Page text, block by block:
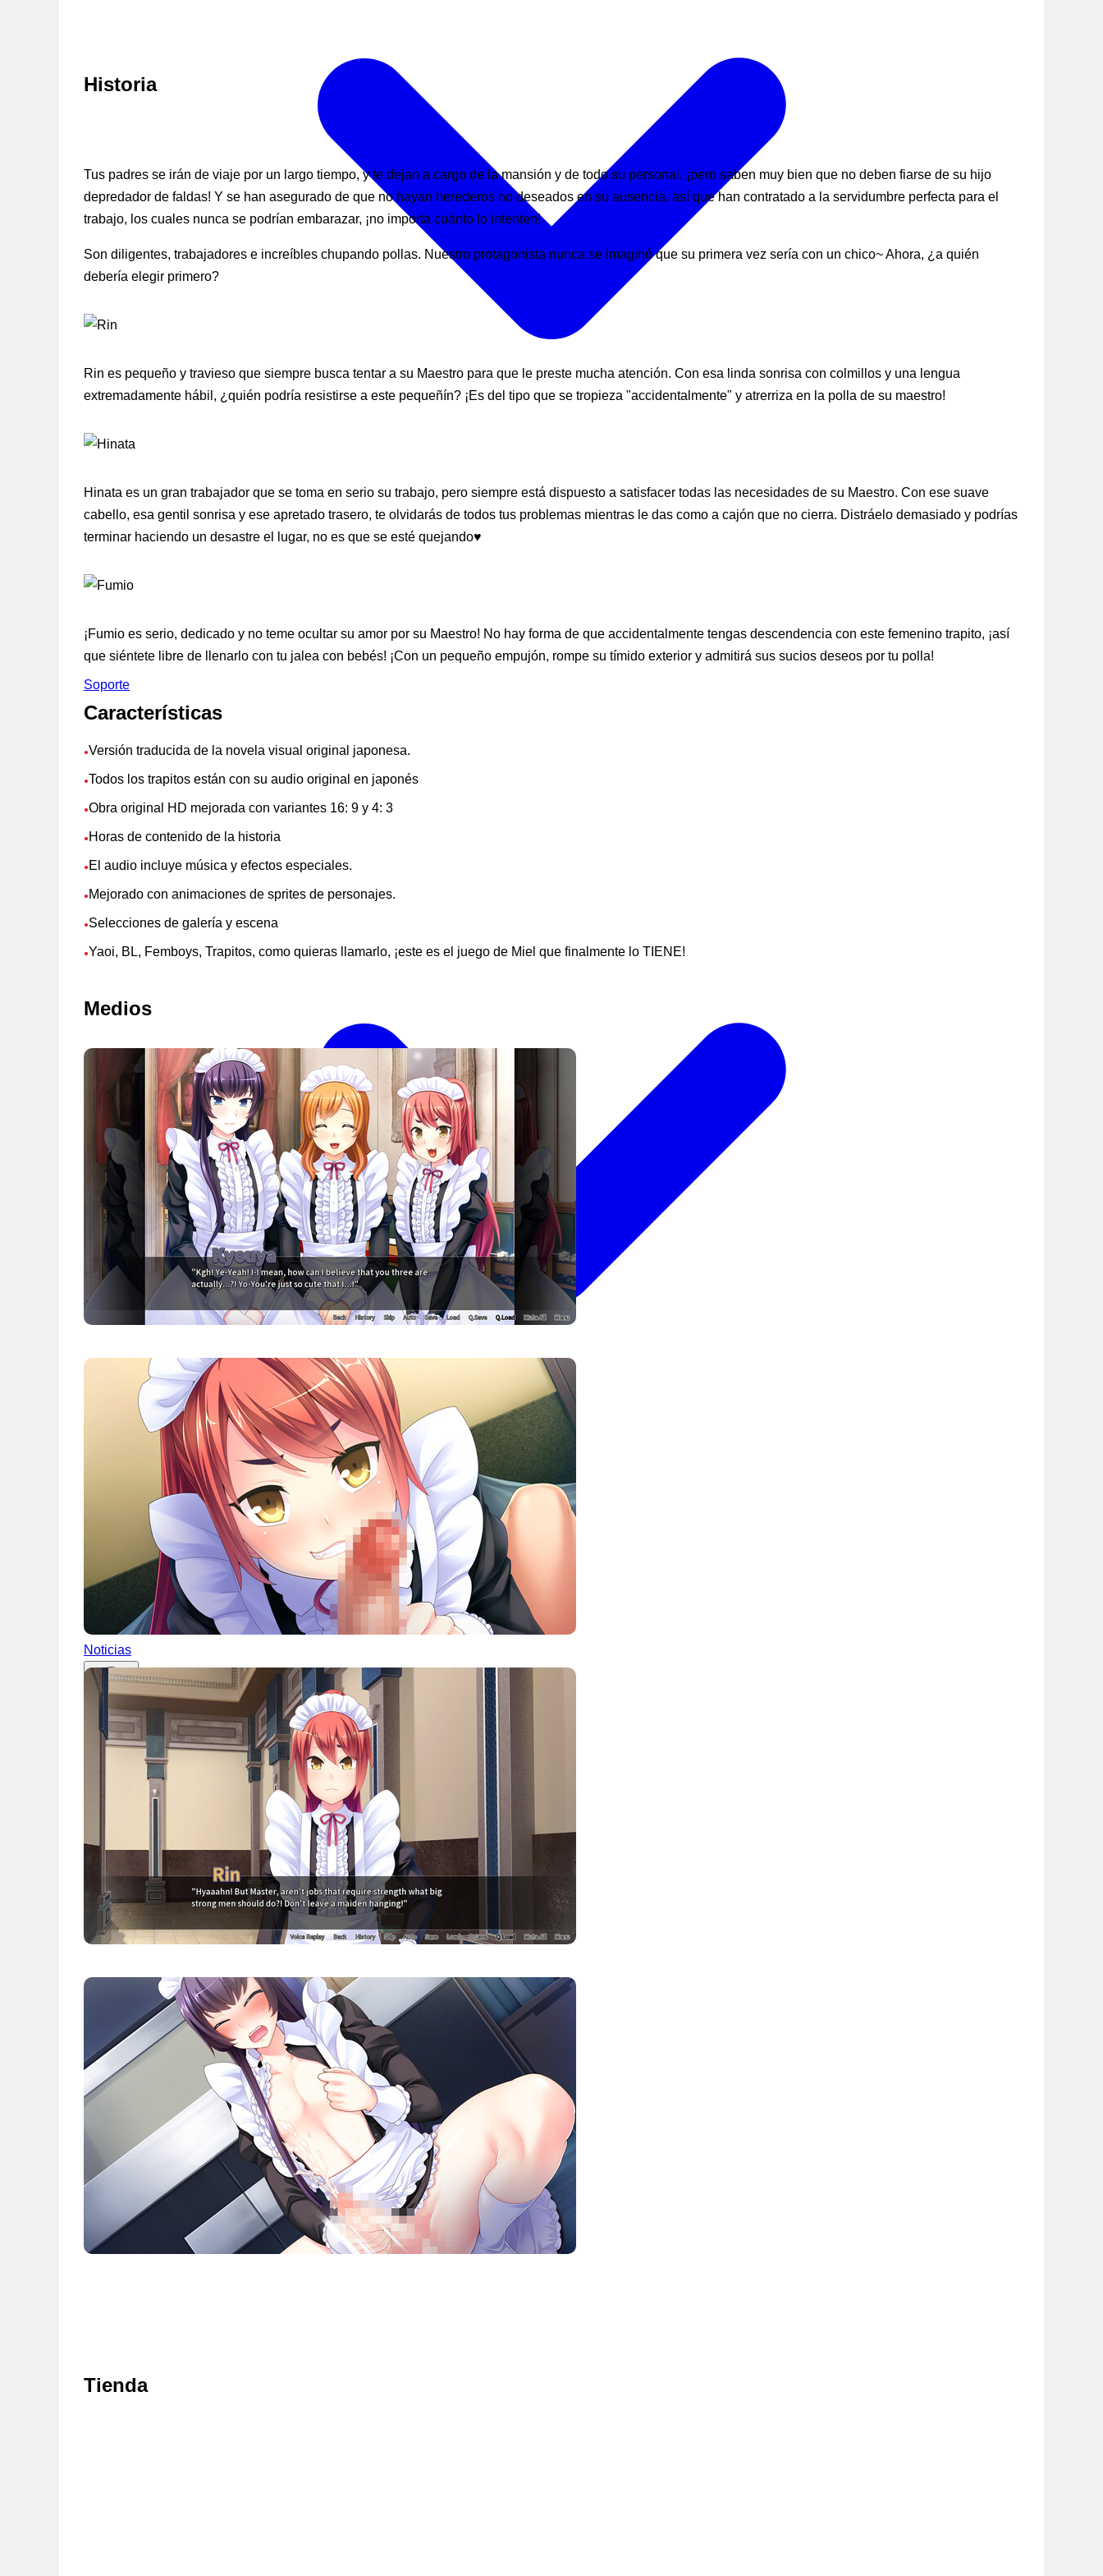
Soporte
Noticias
Español
Historia
Tus padres se irán de viaje por un largo tiempo, y te dejan a cargo de la mansión y de todo su personal, ¡pero saben muy bien que no deben fiarse de su hijo
depredador de faldas! Y se han asegurado de que no hayan herederos no deseados en su ausencia, así que han contratado a la servidumbre perfecta para el
trabajo, los cuales nunca se podrían embarazar, ¡no importa cuánto lo intenten!
Son diligentes, trabajadores e increíbles chupando pollas. Nuestro protagonista nunca se imaginó que su primera vez sería con un chico~ Ahora, ¿a quién
debería elegir primero?
Rin es pequeño y travieso que siempre busca tentar a su Maestro para que le preste mucha atención. Con esa linda sonrisa con colmillos y una lengua
extremadamente hábil, ¿quién podría resistirse a este pequeñín? ¡Es del tipo que se tropieza "accidentalmente" y atrerriza en la polla de su maestro!
Hinata es un gran trabajador que se toma en serio su trabajo, pero siempre está dispuesto a satisfacer todas las necesidades de su Maestro. Con ese suave
cabello, esa gentil sonrisa y ese apretado trasero, te olvidarás de todos tus problemas mientras le das como a cajón que no cierra. Distráelo demasiado y podrías
terminar haciendo un desastre el lugar, no es que se esté quejando♥
¡Fumio es serio, dedicado y no teme ocultar su amor por su Maestro! No hay forma de que accidentalmente tengas descendencia con este femenino trapito, ¡así
que siéntete libre de llenarlo con tu jalea con bebés! ¡Con un pequeño empujón, rompe su tímido exterior y admitirá sus sucios deseos por tu polla!
Características
●Versión traducida de la novela visual original japonesa.
●Todos los trapitos están con su audio original en japonés
●Obra original HD mejorada con variantes 16: 9 y 4: 3
● Horas de contenido de la historia
● El audio incluye música y efectos especiales.
● Mejorado con animaciones de sprites de personajes.
●Selecciones de galería y escena
●Yaoi, BL, Femboys, Trapitos, como quieras llamarlo, ¡este es el juego de Miel que finalmente lo TIENE!
Medios
Tienda